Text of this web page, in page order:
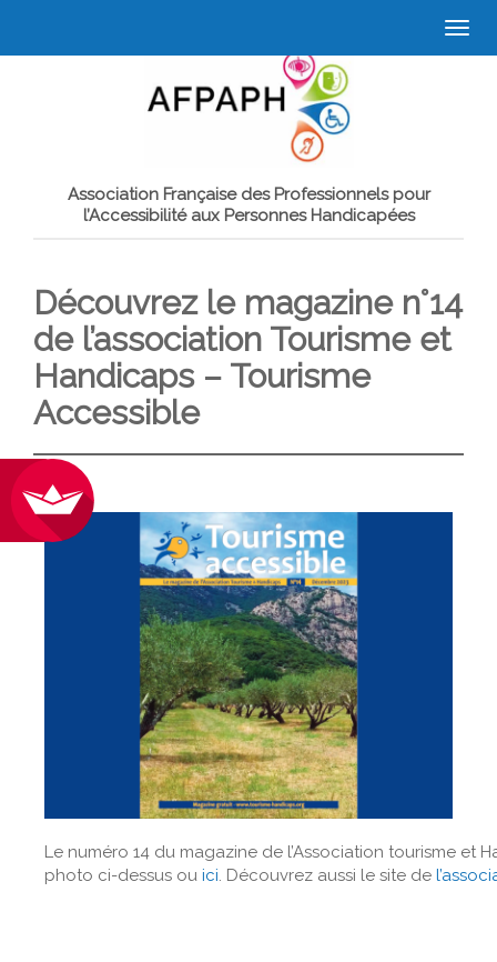
Association Française des Professionnels pour
l’Accessibilité aux Personnes Handicapées
Découvrez le magazine n°14
de l’association Tourisme et
Handicaps – Tourisme
Accessible
Le numéro 14 du magazine de l’Association tourisme et
photo ci-dessus ou ici. Découvrez aussi le site de